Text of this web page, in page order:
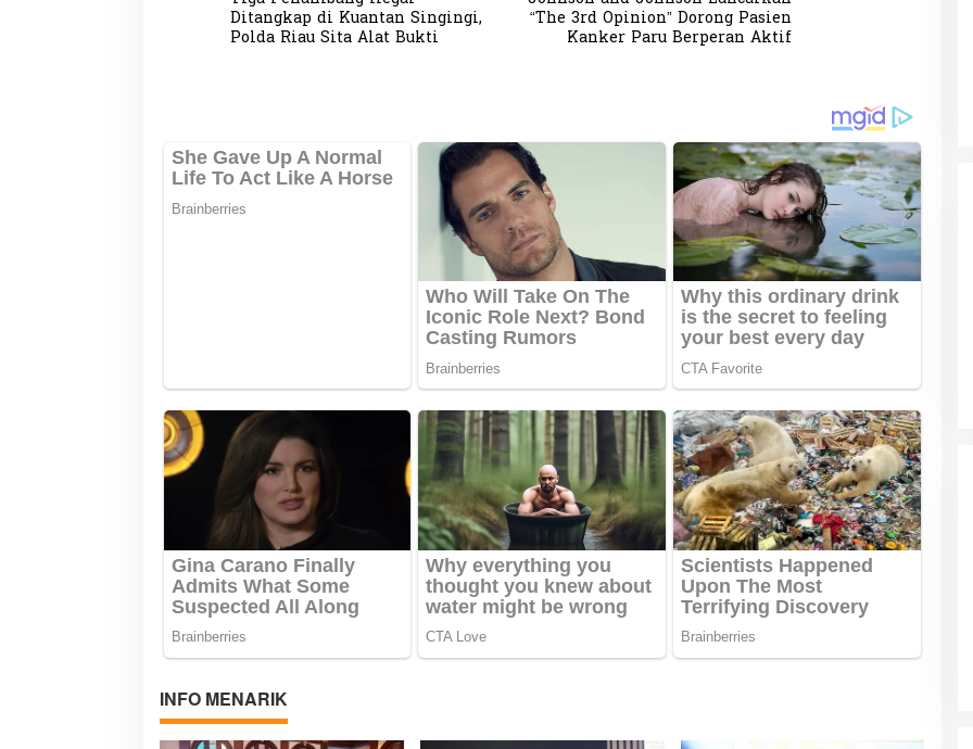
a
v
s
i
Ditangkap di Kuantan Singingi,
Polda Riau Sita Alat Bukti
“The 3rd Opinion” Dorong Pasien
Kanker Paru Berperan Aktif
INFO MENARIK
Partisipasi Pemuda dalam
Eksplore Meranti – Yok ke Meranti